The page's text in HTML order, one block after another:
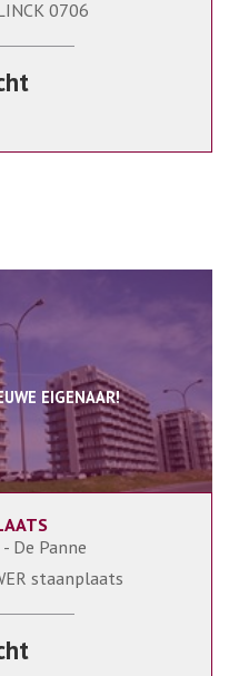
0706
EIGENAAR!
De Panne
staanplaats